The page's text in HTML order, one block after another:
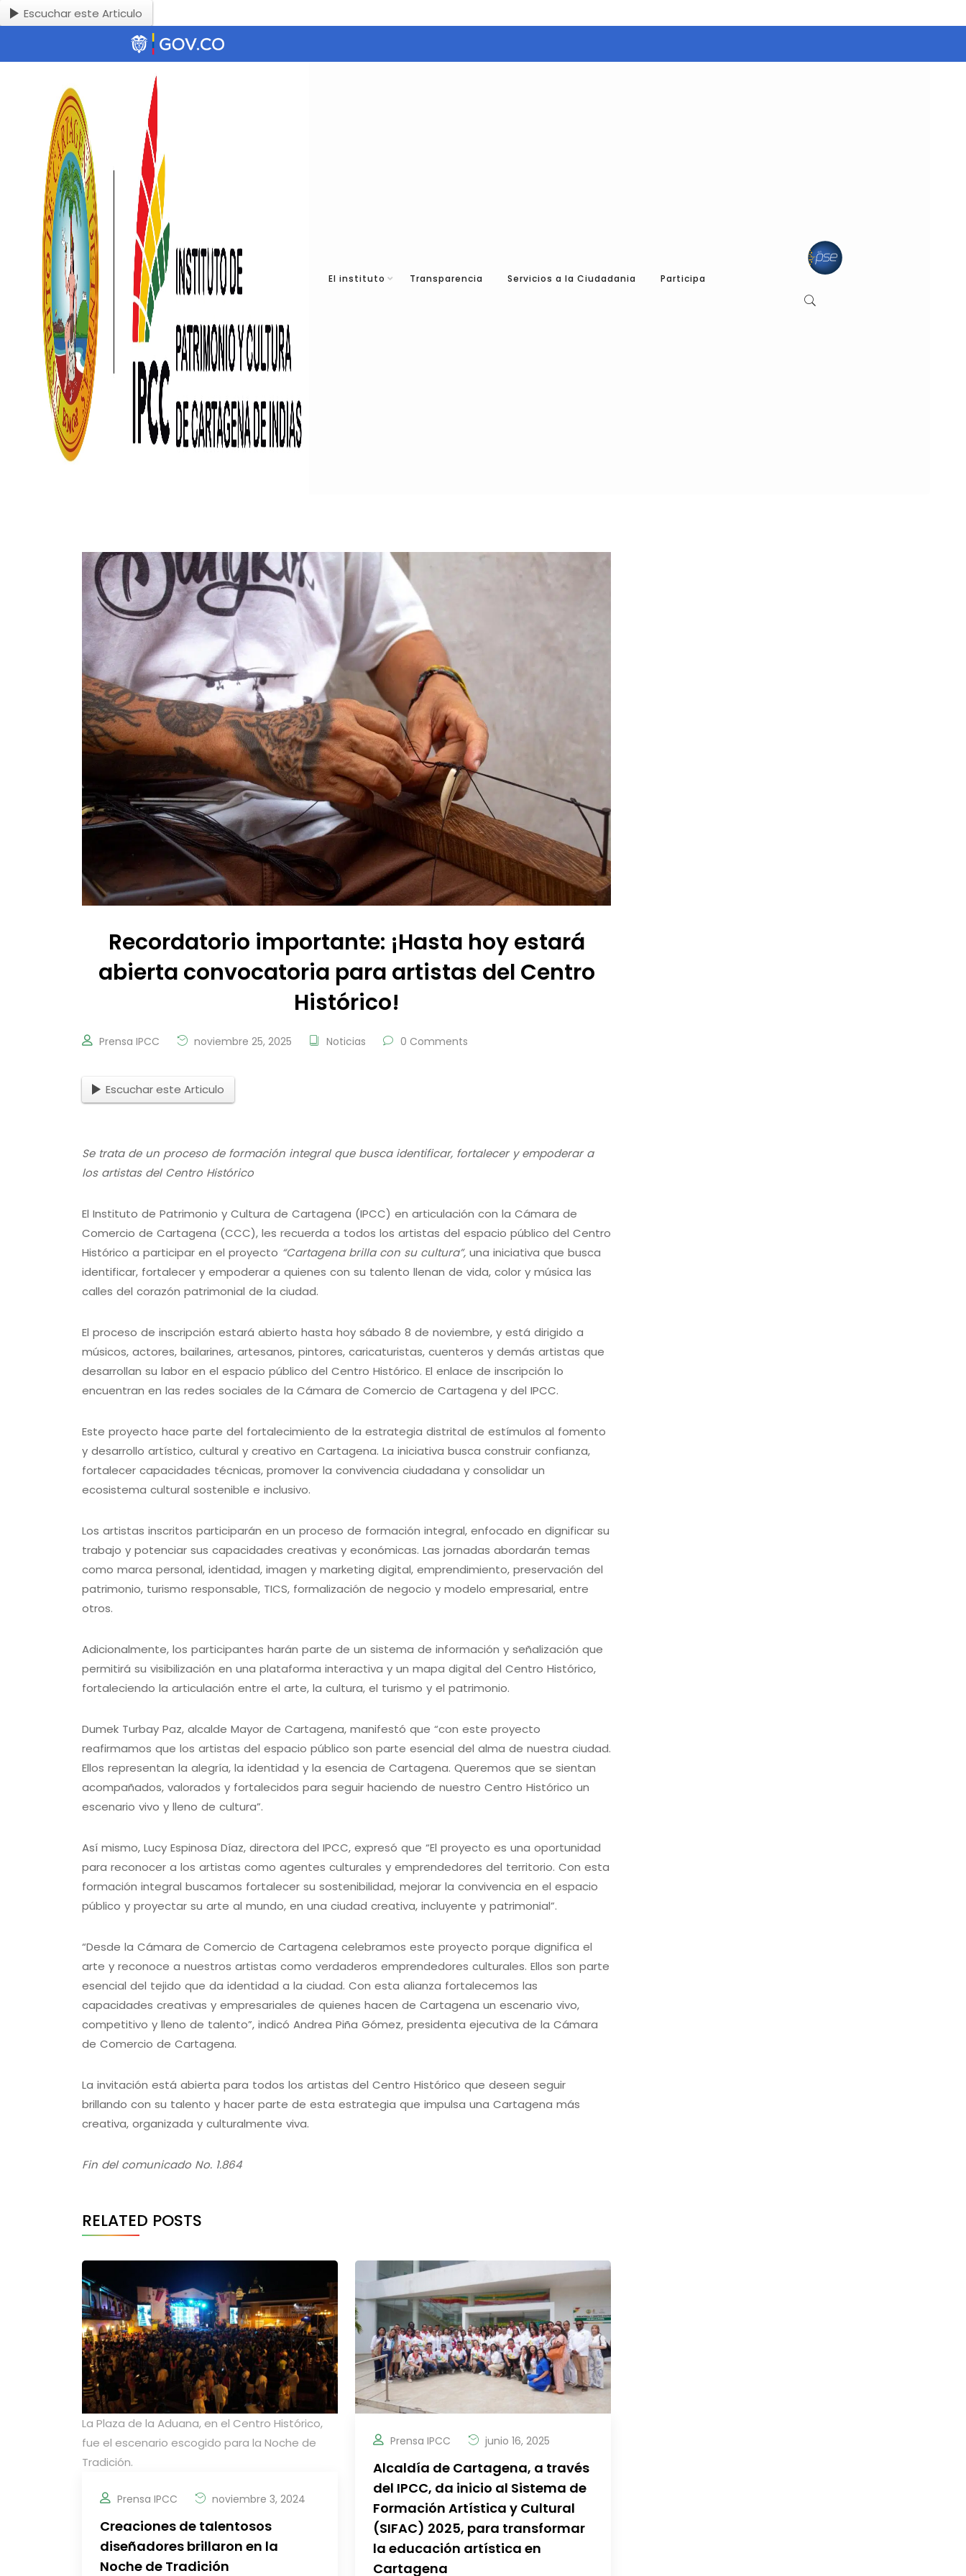
Escuchar este Articulo
El instituto Transparencia Servicios a la Ciudadania Participa
Recordatorio importante: ¡Hasta hoy estará
abierta convocatoria para artistas del Centro
Histórico!
Prensa IPCC noviembre 25, 2025 Noticias 0 Comments
Escuchar este Articulo
Se trata de un proceso de formación integral que busca identificar, fortalecer y empoderar a
los artistas del Centro Histórico
El Instituto de Patrimonio y Cultura de Cartagena (IPCC) en articulación con la Cámara de
Comercio de Cartagena (CCC), les recuerda a todos los artistas del espacio público del Centro
Histórico a participar en el proyecto “Cartagena brilla con su cultura”, una iniciativa que busca
identificar, fortalecer y empoderar a quienes con su talento llenan de vida, color y música las
calles del corazón patrimonial de la ciudad.
El proceso de inscripción estará abierto hasta hoy sábado 8 de noviembre, y está dirigido a
músicos, actores, bailarines, artesanos, pintores, caricaturistas, cuenteros y demás artistas que
desarrollan su labor en el espacio público del Centro Histórico. El enlace de inscripción lo
encuentran en las redes sociales de la Cámara de Comercio de Cartagena y del IPCC.
Este proyecto hace parte del fortalecimiento de la estrategia distrital de estímulos al fomento
y desarrollo artístico, cultural y creativo en Cartagena. La iniciativa busca construir confianza,
fortalecer capacidades técnicas, promover la convivencia ciudadana y consolidar un
ecosistema cultural sostenible e inclusivo.
Los artistas inscritos participarán en un proceso de formación integral, enfocado en dignificar su
trabajo y potenciar sus capacidades creativas y económicas. Las jornadas abordarán temas
como marca personal, identidad, imagen y marketing digital, emprendimiento, preservación del
patrimonio, turismo responsable, TICS, formalización de negocio y modelo empresarial, entre
otros.
Adicionalmente, los participantes harán parte de un sistema de información y señalización que
permitirá su visibilización en una plataforma interactiva y un mapa digital del Centro Histórico,
fortaleciendo la articulación entre el arte, la cultura, el turismo y el patrimonio.
Dumek Turbay Paz, alcalde Mayor de Cartagena, manifestó que “con este proyecto
reafirmamos que los artistas del espacio público son parte esencial del alma de nuestra ciudad.
Ellos representan la alegría, la identidad y la esencia de Cartagena. Queremos que se sientan
acompañados, valorados y fortalecidos para seguir haciendo de nuestro Centro Histórico un
escenario vivo y lleno de cultura”.
Así mismo, Lucy Espinosa Díaz, directora del IPCC, expresó que “El proyecto es una oportunidad
para reconocer a los artistas como agentes culturales y emprendedores del territorio. Con esta
formación integral buscamos fortalecer su sostenibilidad, mejorar la convivencia en el espacio
público y proyectar su arte al mundo, en una ciudad creativa, incluyente y patrimonial”.
“Desde la Cámara de Comercio de Cartagena celebramos este proyecto porque dignifica el
arte y reconoce a nuestros artistas como verdaderos emprendedores culturales. Ellos son parte
esencial del tejido que da identidad a la ciudad. Con esta alianza fortalecemos las
capacidades creativas y empresariales de quienes hacen de Cartagena un escenario vivo,
competitivo y lleno de talento”, indicó Andrea Piña Gómez, presidenta ejecutiva de la Cámara
de Comercio de Cartagena.
La invitación está abierta para todos los artistas del Centro Histórico que deseen seguir
brillando con su talento y hacer parte de esta estrategia que impulsa una Cartagena más
creativa, organizada y culturalmente viva.
Fin del comunicado No. 1.864
RELATED POSTS
La Plaza de la Aduana, en el Centro Histórico,
fue el escenario escogido para la Noche de
Tradición.
Prensa IPCC noviembre 3, 2024
Creaciones de talentosos
diseñadores brillaron en la
Noche de Tradición
Prensa IPCC junio 16, 2025
Alcaldía de Cartagena, a través
del IPCC, da inicio al Sistema de
Formación Artística y Cultural
(SIFAC) 2025, para transformar
la educación artística en
Cartagena